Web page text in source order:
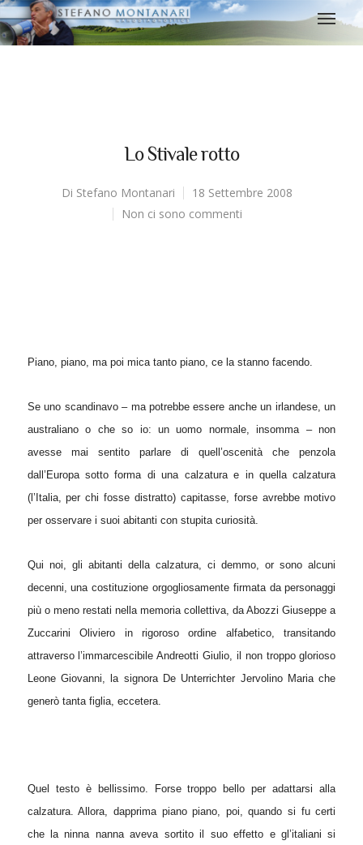
Lo Stivale rotto
Di Stefano Montanari
18 Settembre 2008
Non ci sono commenti
Piano, piano, ma poi mica tanto piano, ce la stanno facendo.
Se uno scandinavo – ma potrebbe essere anche un irlandese, un
australiano o che so io: un uomo normale, insomma – non
avesse mai sentito parlare di quell’oscenità che penzola
dall’Europa sotto forma di una calzatura e in quella calzatura
(l’Italia, per chi fosse distratto) capitasse, forse avrebbe motivo
per osservare i suoi abitanti con stupita curiosità.
Qui noi, gli abitanti della calzatura, ci demmo, or sono alcuni
decenni, una costituzione orgogliosamente firmata da personaggi
più o meno restati nella memoria collettiva, da Abozzi Giuseppe a
Zuccarini Oliviero in rigoroso ordine alfabetico, transitando
attraverso l’immarcescibile Andreotti Giulio, il non troppo glorioso
Leone Giovanni, la signora De Unterrichter Jervolino Maria che
generò tanta figlia, eccetera.
Quel testo è bellissimo. Forse troppo bello per adattarsi alla
calzatura. Allora, dapprima piano piano, poi, quando si fu certi
che la ninna nanna aveva sortito il suo effetto e gl’italiani si